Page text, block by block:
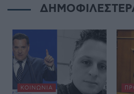
ΚΟΙΝΩΝΊΑ